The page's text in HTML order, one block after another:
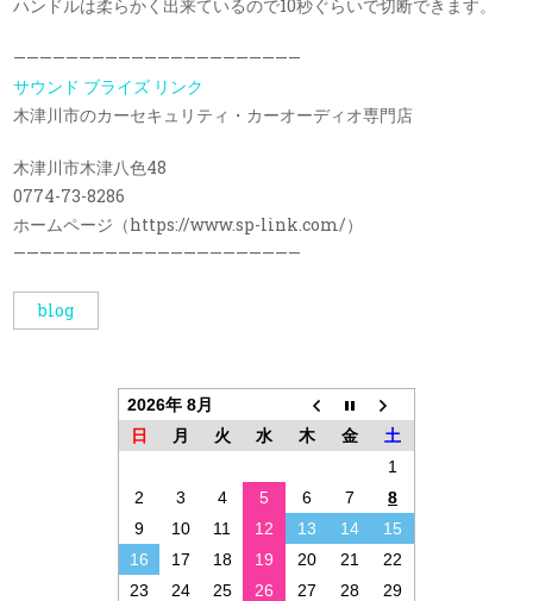
ハンドルは柔らかく出来ているので10秒ぐらいで切断できます。
——————————————————————
サウンド ブライズ リンク
木津川市のカーセキュリティ・カーオーディオ専門店
木津川市木津八色48
0774-73-8286
ホームページ（https://www.sp-link.com/）
——————————————————————
blog
2026年 8月
日
月 火 水 木 金
土
1
2
3 4 5 6 7
8
9
10 11 12 13 14
15
16
17 18 19 20 21
22
23
24 25 26 27 28
29